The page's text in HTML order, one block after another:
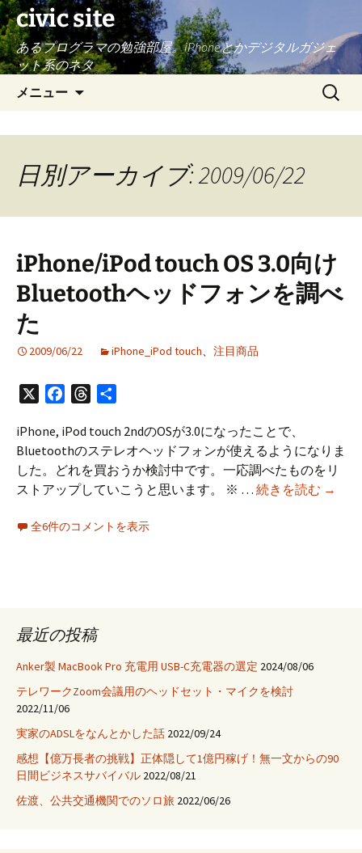
civic site
あるプログラマの勉強部屋。iPhoneとかデジタルガジェ
ット系のネタ
メニュー
へ
キ
プ
検
索:
日別アーカイブ: 2009/06/22
iPhone/iPod touch OS 3.0向け
Bluetoothヘッドフォンを調べ
た
2009/06/22 iPhone_iPod touch、 注目商品
FacebookThreads
iPhone, iPod touch 2ndのOSが3.0になったことで、
Bluetoothのステレオヘッドフォンが使えるようになりま
した。どれを買おうか検討中です。一応調べたものをリ
ストアップしていこうと思います。 ※ … 続きを読む
調
→
全6件のコメントを表示
最近の投稿
Anker製 MacBook Pro 充電用 USB-C充電器の選定 2024/08/06
テレワークZoom会議用のヘッドセット・マイクを検討
2022/11/06
実家のADSLをなんとかした話 2022/09/24
感想【億万長者の挑戦】正体隠して1億円稼げ！無一文からの90
日間ビジネスサバイバル 2022/08/21
佐渡、公共交通機関でのソロ旅 2022/06/26